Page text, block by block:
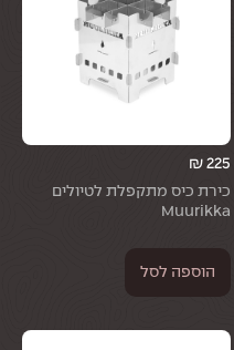
₪ 225
כירת כיס מתקפלת לטיולים
Muurikka
הוספה לסל